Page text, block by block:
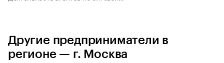
Другие предприниматели в
регионе — г. Москва